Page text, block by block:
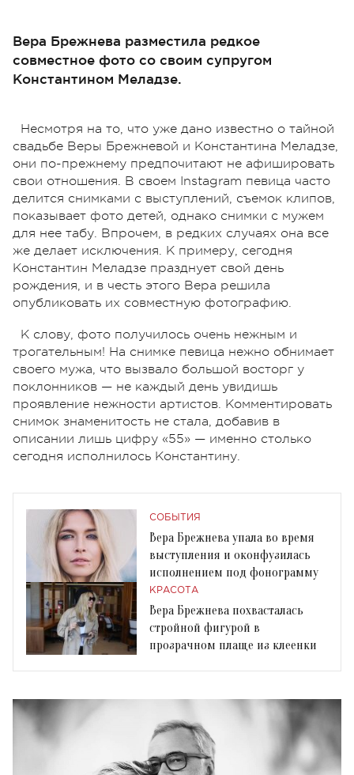
Вера Брежнева разместила редкое
совместное фото со своим супругом
Константином Меладзе.
Несмотря на то, что уже дано известно о тайной
свадьбе Веры Брежневой и Константина Меладзе,
они по-прежнему предпочитают не афишировать
свои отношения. В своем Instagram певица часто
делится снимками с выступлений, съемок клипов,
показывает фото детей, однако снимки с мужем
для нее табу. Впрочем, в редких случаях она все
же делает исключения. К примеру, сегодня
Константин Меладзе празднует свой день
рождения, и в честь этого Вера решила
опубликовать их совместную фотографию.
К слову, фото получилось очень нежным и
трогательным! На снимке певица нежно обнимает
своего мужа, что вызвало большой восторг у
поклонников — не каждый день увидишь
проявление нежности артистов. Комментировать
снимок знаменитость не стала, добавив в
описании лишь цифру «55» — именно столько
сегодня исполнилось Константину.
СОБЫТИЯ
Вера Брежнева упала во время
выступления и оконфузилась
исполнением под фонограмму
КРАСОТА
Вера Брежнева похвасталась
стройной фигурой в
прозрачном плаще из клеенки